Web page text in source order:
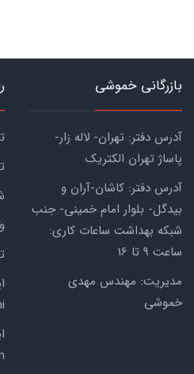
بازرگانی خموشی
آدرس دفتر: تهران- لاله زار-
پاساژ تهران الکتریک
آدرس دفتر: کاشان-آران و
بیدگل- بلوار امام خمینی- جنب
شبکه بهداشت ساعات کاری:
ساعت ۹ تا 16
مدیریت: مهندس مهدی
خموشی